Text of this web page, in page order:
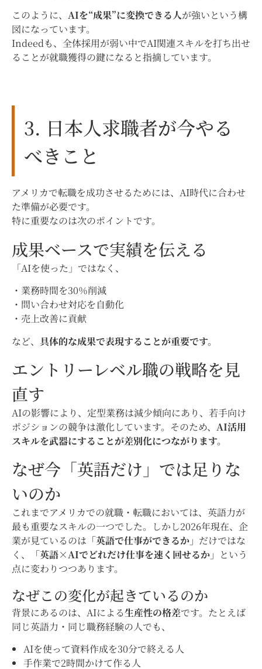
このように、 AIを“成果”に変換できる人が強いという構
図になっています。
Indeedも、全体採用が弱い中でAI関連スキルを打ち出せ
ることが就職獲得の鍵になると指摘しています。
3. 日本人求職者が今やる
べきこと
アメリカで転職を成功させるためには、AI時代に合わせ
た準備が必要です。
特に重要なのは次のポイントです。
成果ベースで実績を伝える
「AIを使った」ではなく、
・業務時間を30％削減
・問い合わせ対応を自動化
・売上改善に貢献
など、 具体的な成果で表現することが重要です。
エントリーレベル職の戦略を見
直す
AIの影響により、定型業務は減少傾向にあり、若手向け
ポジションの競争は激化しています。そのため、 AI活用
スキルを武器にすることが差別化につながります。
なぜ今「英語だけ」では足りな
いのか
これまでアメリカでの就職・転職においては、英語力が
最も重要なスキルの一つでした。しかし2026年現在、企
業が見ているのは 「英語で仕事ができるか」 だけではな
く、
「英語×AIでどれだけ仕事を速く回せるか」 という
点に変わりつつあります。
なぜこの変化が起きているのか
背景にあるのは、AIによる生産性の格差です。たとえば
同じ英語力・同じ職務経験の人でも、
AIを使って資料作成を30分で終える人
手作業で2時間かけて作る人